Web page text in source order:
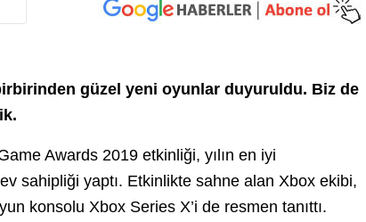
güzel yeni oyunlar duyuruldu. Biz de
Awards 2019 etkinliği, yılın en iyi
sahipliği yaptı. Etkinlikte sahne alan Xbox ekibi,
konsolu Xbox Series X’i de resmen tanıttı.